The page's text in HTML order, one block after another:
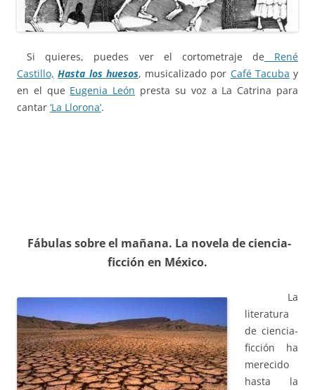
Si quieres, puedes ver el cortometraje de René
Castillo, Hasta los huesos, musicalizado por Café Tacuba y
en el que Eugenia León presta su voz a La Catrina para
cantar ‘La Llorona’.
Fábulas sobre el mañana. La novela de ciencia-
ficción en México.
La
literatura
de ciencia-
ficción ha
merecido
hasta la